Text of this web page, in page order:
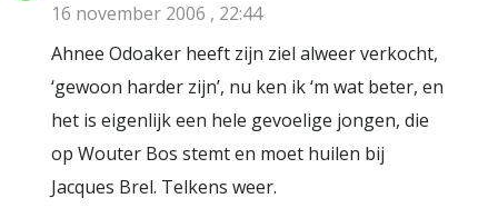
16 november 2006 , 22:44
Ahnee Odoaker heeft zijn ziel alweer verkocht,
‘gewoon harder zijn’, nu ken ik ‘m wat beter, en
het is eigenlijk een hele gevoelige jongen, die
op Wouter Bos stemt en moet huilen bij
Jacques Brel. Telkens weer.